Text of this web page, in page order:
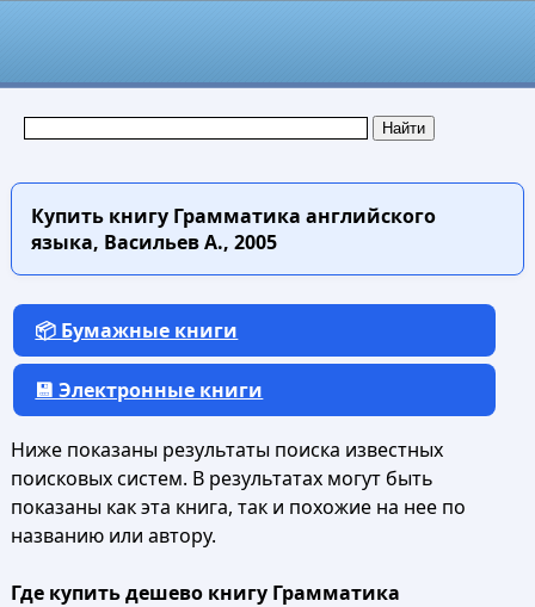
Купить книгуГрамматика английского
языка, Васильев А., 2005
📦 Бумажные книги
💾 Электронные книги
Ниже показаны результаты поиска известных
поисковых систем. В результатах могут быть
показаны как эта книга, так и похожие на нее по
названию или автору.
Где купить дешево книгу Грамматика